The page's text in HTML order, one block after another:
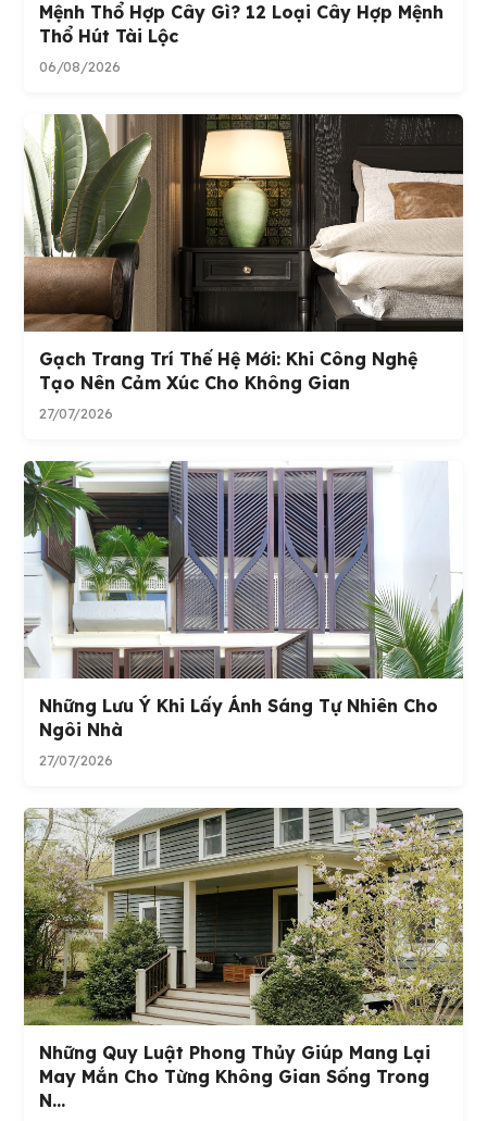
Mệnh Thổ Hợp Cây Gì? 12 Loại Cây Hợp Mệnh
Thổ Hút Tài Lộc
06/08/2026
Gạch Trang Trí Thế Hệ Mới: Khi Công Nghệ
Tạo Nên Cảm Xúc Cho Không Gian
27/07/2026
Những Lưu Ý Khi Lấy Ánh Sáng Tự Nhiên Cho
Ngôi Nhà
27/07/2026
Những Quy Luật Phong Thủy Giúp Mang Lại
May Mắn Cho Từng Không Gian Sống Trong
N...